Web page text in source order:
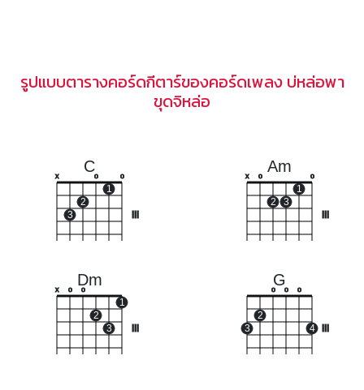
รูปแบบตารางคอร์ดกีตาร์ของคอร์ดเพลง บ่หล่อพา
ขุดจิหล่อ
C
x
3
2
o
1
o
Am
x o
2 3
1
o
Dm
x o o
2
3
1
G
3
2
o o o
4